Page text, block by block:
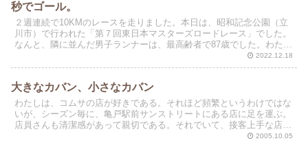
秒でゴール。
２週連続で10KMのレースを走りました。本日は、昭和記念公園（立
川市）で行われた「第７回東日本マスターズロードレース」でした。
なんと、隣に並んだ男子ランナーは、最高齢者で87歳でした。わたし
2022.12.18
大きなカバン、小さなカバン
わたしは、コムサの店が好きである。それほど頻繁というわけではな
いが、シーズン毎に、亀戸駅前サンストリートにある店に足を運ぶ。
店員さんも清潔感があって親切である。それでいて、接客上手な店に
2005.10.05